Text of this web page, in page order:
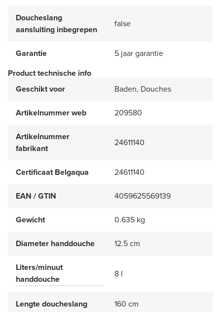
Doucheslang
aansluiting inbegrepen
false
Garantie
5 jaar garantie
Product technische info
Geschikt voor
Baden, Douches
Artikelnummer web 209580
Artikelnummer
fabrikant
24611140
Certificaat Belgaqua 24611140
EAN / GTIN 4059625569139
Gewicht 0.635 kg
Diameter handdouche 12.5 cm
Liters/minuut
handdouche
8 l
Lengte doucheslang 160 cm